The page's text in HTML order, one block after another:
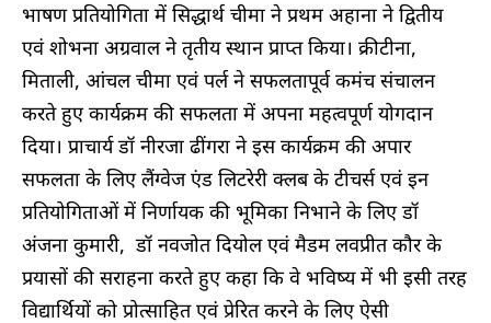
भाषण प्रतियोगिता में सिद्धार्थ चीमा ने प्रथम अहाना ने द्वितीय
एवं शोभना अग्रवाल ने तृतीय स्थान प्राप्त किया। क्रीटीना,
मिताली, आंचल चीमा एवं पर्ल ने सफलतापूर्व कमंच संचालन
करते हुए कार्यक्रम की सफलता में अपना महत्वपूर्ण योगदान
दिया। प्राचार्य डॉ नीरजा ढींगरा ने इस कार्यक्रम की अपार
सफलता के लिए लैंग्वेज एंड लिटरेरी क्लब के टीचर्स एवं इन
प्रतियोगिताओं में निर्णायक की भूमिका निभाने के लिए डॉ
अंजना कुमारी, डॉ नवजोत दियोल एवं मैडम लवप्रीत कौर के
प्रयासों की सराहना करते हुए कहा कि वे भविष्य में भी इसी तरह
विद्यार्थियों को प्रोत्साहित एवं प्रेरित करने के लिए ऐसी